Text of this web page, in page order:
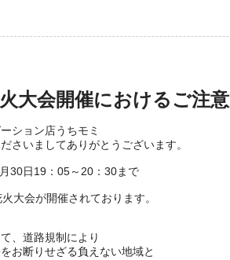
大会開催におけるご注意
ション店うちモミ
さいましてありがとうございます。
30日19：05～20：30まで
大会が開催されております。
、道路規制により
お断りせざる負えない地域と